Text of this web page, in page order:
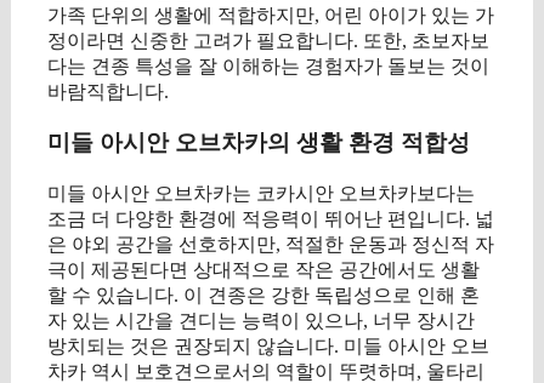
가족 단위의 생활에 적합하지만, 어린 아이가 있는 가
정이라면 신중한 고려가 필요합니다. 또한, 초보자보
다는 견종 특성을 잘 이해하는 경험자가 돌보는 것이
바람직합니다.
미들 아시안 오브차카의 생활 환경 적합성
미들 아시안 오브차카는 코카시안 오브차카보다는
조금 더 다양한 환경에 적응력이 뛰어난 편입니다. 넓
은 야외 공간을 선호하지만, 적절한 운동과 정신적 자
극이 제공된다면 상대적으로 작은 공간에서도 생활
할 수 있습니다. 이 견종은 강한 독립성으로 인해 혼
자 있는 시간을 견디는 능력이 있으나, 너무 장시간
방치되는 것은 권장되지 않습니다. 미들 아시안 오브
차카 역시 보호견으로서의 역할이 뚜렷하며, 울타리